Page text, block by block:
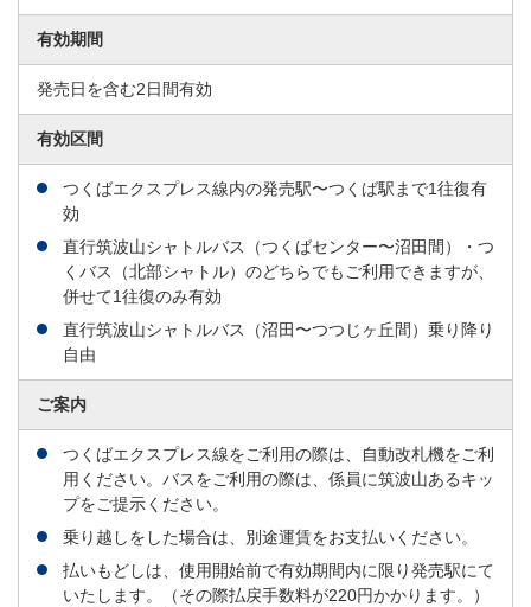
有効期間
発売日を含む2日間有効
有効区間
つくばエクスプレス線内の発売駅〜つくば駅まで1往復有
効
直行筑波山シャトルバス（つくばセンター〜沼田間）・つ
くバス（北部シャトル）のどちらでもご利用できますが、
併せて1往復のみ有効
直行筑波山シャトルバス（沼田〜つつじヶ丘間）乗り降り
自由
ご案内
つくばエクスプレス線をご利用の際は、自動改札機をご利
用ください。バスをご利用の際は、係員に筑波山あるキッ
プをご提示ください。
乗り越しをした場合は、別途運賃をお支払いください。
払いもどしは、使用開始前で有効期間内に限り発売駅にて
いたします。（その際払戻手数料が220円かかります。）